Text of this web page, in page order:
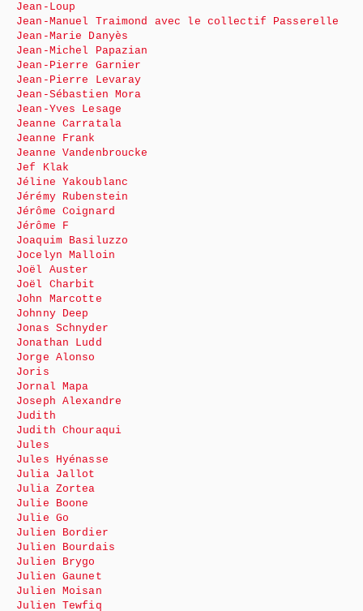
Jean-Loup
Jean-Manuel Traimond avec le collectif Passerelle
Jean-Marie Danyès
Jean-Michel Papazian
Jean-Pierre Garnier
Jean-Pierre Levaray
Jean-Sébastien Mora
Jean-Yves Lesage
Jeanne Carratala
Jeanne Frank
Jeanne Vandenbroucke
Jef Klak
Jéline Yakoublanc
Jérémy Rubenstein
Jérôme Coignard
Jérôme F
Joaquim Basiluzzo
Jocelyn Malloin
Joël Auster
Joël Charbit
John Marcotte
Johnny Deep
Jonas Schnyder
Jonathan Ludd
Jorge Alonso
Joris
Jornal Mapa
Joseph Alexandre
Judith
Judith Chouraqui
Jules
Jules Hyénasse
Julia Jallot
Julia Zortea
Julie Boone
Julie Go
Julien Bordier
Julien Bourdais
Julien Brygo
Julien Gaunet
Julien Moisan
Julien Tewfiq